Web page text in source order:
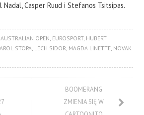
Nadal, Casper Ruud i Stefanos Tsitsipas.
AUSTRALIAN OPEN, EUROSPORT, HUBERT
STOPA, LECH SIDOR, MAGDA LINETTE, NOVAK
BOOMERANG
ZMIENIA SIĘ W